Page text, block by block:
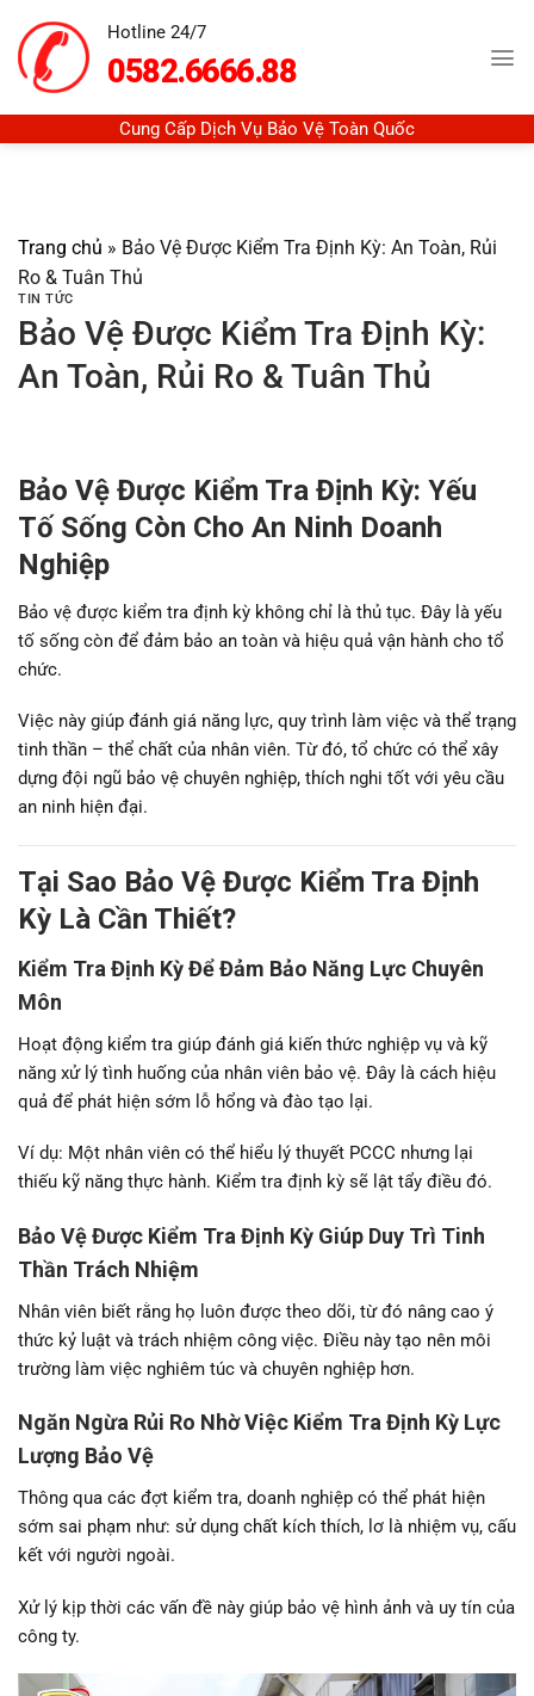
đến
nội
Hotline 24/7
0582.6666.88
Cung Cấp Dịch Vụ Bảo Vệ Toàn Quốc
Trang chủ » Bảo Vệ Được Kiểm Tra Định Kỳ: An Toàn, Rủi
Ro & Tuân Thủ
TIN TỨC
Bảo Vệ Được Kiểm Tra Định Kỳ:
An Toàn, Rủi Ro & Tuân Thủ
Bảo Vệ Được Kiểm Tra Định Kỳ: Yếu
Tố Sống Còn Cho An Ninh Doanh
Nghiệp
Bảo vệ được kiểm tra định kỳ không chỉ là thủ tục. Đây là yếu
tố sống còn để đảm bảo an toàn và hiệu quả vận hành cho tổ
chức.
Việc này giúp đánh giá năng lực, quy trình làm việc và thể trạng
tinh thần – thể chất của nhân viên. Từ đó, tổ chức có thể xây
dựng đội ngũ bảo vệ chuyên nghiệp, thích nghi tốt với yêu cầu
an ninh hiện đại.
Tại Sao Bảo Vệ Được Kiểm Tra Định
Kỳ Là Cần Thiết?
Kiểm Tra Định Kỳ Để Đảm Bảo Năng Lực Chuyên
Môn
Hoạt động kiểm tra giúp đánh giá kiến thức nghiệp vụ và kỹ
năng xử lý tình huống của nhân viên bảo vệ. Đây là cách hiệu
quả để phát hiện sớm lỗ hổng và đào tạo lại.
Ví dụ: Một nhân viên có thể hiểu lý thuyết PCCC nhưng lại
thiếu kỹ năng thực hành. Kiểm tra định kỳ sẽ lật tẩy điều đó.
Bảo Vệ Được Kiểm Tra Định Kỳ Giúp Duy Trì Tinh
Thần Trách Nhiệm
Nhân viên biết rằng họ luôn được theo dõi, từ đó nâng cao ý
thức kỷ luật và trách nhiệm công việc. Điều này tạo nên môi
trường làm việc nghiêm túc và chuyên nghiệp hơn.
Ngăn Ngừa Rủi Ro Nhờ Việc Kiểm Tra Định Kỳ Lực
Lượng Bảo Vệ
Thông qua các đợt kiểm tra, doanh nghiệp có thể phát hiện
sớm sai phạm như: sử dụng chất kích thích, lơ là nhiệm vụ, cấu
kết với người ngoài.
Xử lý kịp thời các vấn đề này giúp bảo vệ hình ảnh và uy tín của
công ty.